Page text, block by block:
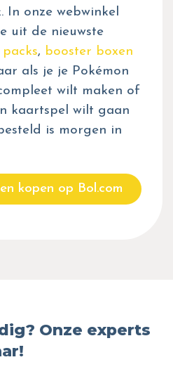
In onze webwinkel
uit de nieuwste
, booster boxen
als je je Pokémon
wilt maken of
kaartspel wilt gaan
is morgen in
kopen op Bol.com
Onze experts